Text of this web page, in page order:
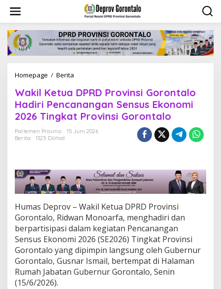
w
Homepage / Berita
k
i
l
K
e
P
R
D
r
o
v
i
n
s
i
G
Wakil Ketua DPRD Provinsi Gorontalo
Hadiri Pencanangan Sensus Ekonomi
2026 Tingkat Provinsi Gorontalo
Parlemen Provinsi
15 Juni 2026
Berita
1325 Dilihat
Humas Deprov – Wakil Ketua DPRD Provinsi
Gorontalo, Ridwan Monoarfa, menghadiri dan
berpartisipasi dalam kegiatan Pencanangan
Sensus Ekonomi 2026 (SE2026) Tingkat Provinsi
Gorontalo yang dipimpin langsung oleh Gubernur
Gorontalo, Gusnar Ismail, bertempat di Halaman
Rumah Jabatan Gubernur Gorontalo, Senin
(15/6/2026).